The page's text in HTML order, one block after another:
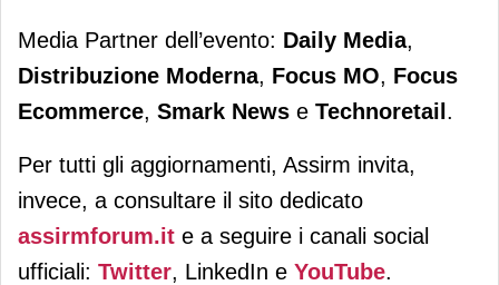
Media Partner dell’evento: Daily Media,
Distribuzione Moderna, Focus MO, Focus
Ecommerce, Smark News e Technoretail.
Per tutti gli aggiornamenti, Assirm invita,
invece, a consultare il sito dedicato
assirmforum.it e a seguire i canali social
ufficiali: Twitter, LinkedIn e YouTube.